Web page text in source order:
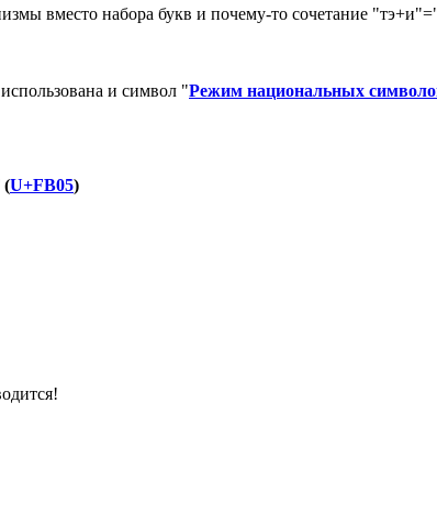
вместо набора букв и почему-то сочетание
и символ "Режим национальных
(U+FB05)